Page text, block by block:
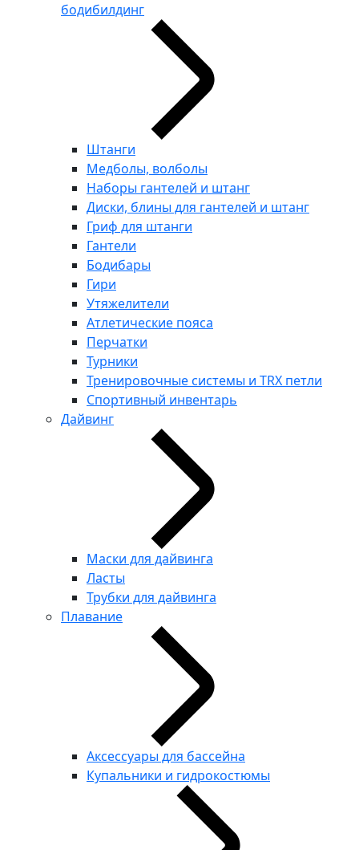
бодибилдинг
Штанги
Медболы, волболы
Наборы гантелей и штанг
Диски, блины для гантелей и штанг
Гриф для штанги
Гантели
Бодибары
Гири
Утяжелители
Атлетические пояса
Перчатки
Турники
Тренировочные системы и TRX петли
Спортивный инвентарь
Дайвинг
Маски для дайвинга
Ласты
Трубки для дайвинга
Плавание
Аксессуары для бассейна
Купальники и гидрокостюмы